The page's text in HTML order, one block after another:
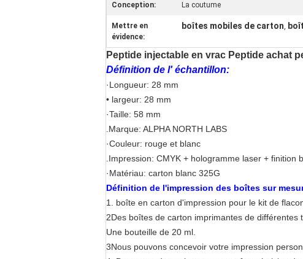
Conception: La coutume
Mettre en
évidence:
boîtes mobiles de carton,
Peptide injectable en vrac Peptide achat
Définition de l' échantillon:
·Longueur: 28 mm
• largeur: 28 mm
·Taille: 58 mm
.Marque: ALPHA NORTH LABS
·Couleur: rouge et blanc
.Impression: CMYK + hologramme laser + finition
·Matériau: carton blanc 325G
Définition de l'impression des boîtes sur
1. boîte en carton d'impression pour le kit de
2Des boîtes de carton imprimantes de
Une bouteille de 20 ml.
3Nous pouvons concevoir votre impression